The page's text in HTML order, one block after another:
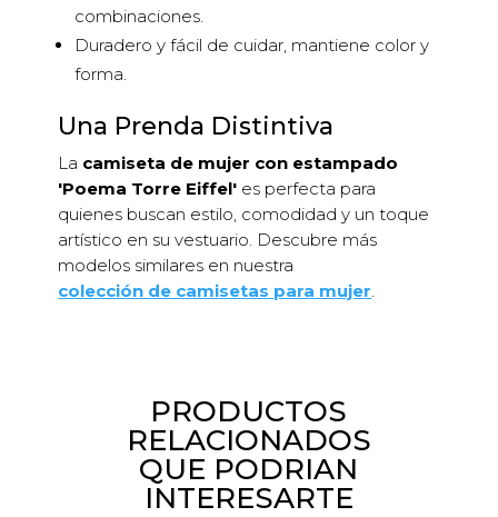
combinaciones.
Duradero y fácil de cuidar, mantiene color y
forma.
Una Prenda Distintiva
La camiseta de mujer con estampado
'Poema Torre Eiffel' es perfecta para
quienes buscan estilo, comodidad y un toque
artístico en su vestuario. Descubre más
modelos similares en nuestra
colección de camisetas para mujer.
PRODUCTOS
RELACIONADOS
QUE PODRIAN
INTERESARTE